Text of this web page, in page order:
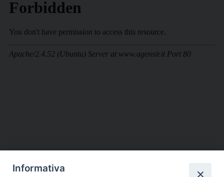
DIOCESI SUBURBICARIA DI ALBANO
Informativa